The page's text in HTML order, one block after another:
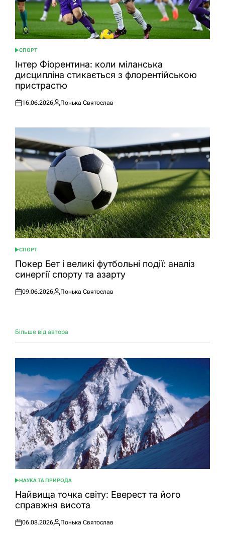
ОПУБЛІКУВАТИ
У
СПОРТ
Інтер Фіорентина: коли міланська
дисципліна стикається з флорентійською
пристрастю
Оприлюднено
16.06.2026
Опубліковано
Понька Святослав
ОПУБЛІКУВАТИ
У
СПОРТ
Покер Бет і великі футбольні події: аналіз
синергії спорту та азарту
Оприлюднено
09.06.2026
Опубліковано
Понька Святослав
Більше від автора
ОПУБЛІКУВАТИ
У
НАУКА ТА ПРИРОДА
Найвища точка світу: Еверест та його
справжня висота
Оприлюднено
06.08.2026
Опубліковано
Понька Святослав